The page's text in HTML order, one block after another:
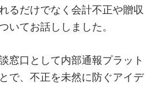
るだけでなく会計不正や贈収
いてお話ししました。
窓口として内部通報プラット
で、不正を未然に防ぐアイデ